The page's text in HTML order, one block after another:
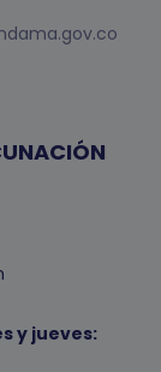
y jueves: